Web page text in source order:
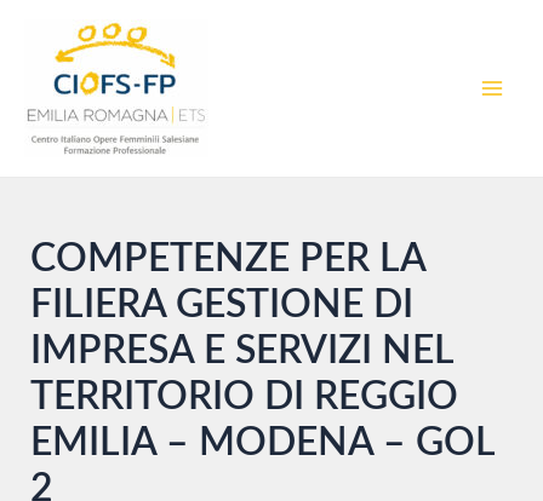
contenuto
COMPETENZE PER LA
FILIERA GESTIONE DI
IMPRESA E SERVIZI NEL
TERRITORIO DI REGGIO
EMILIA – MODENA – GOL
2